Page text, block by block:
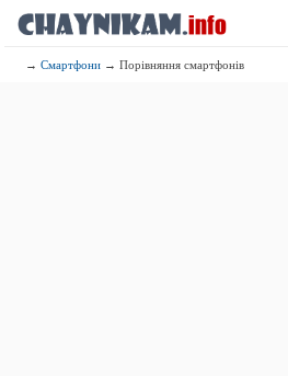
→Смартфони → Порівняння смартфонів